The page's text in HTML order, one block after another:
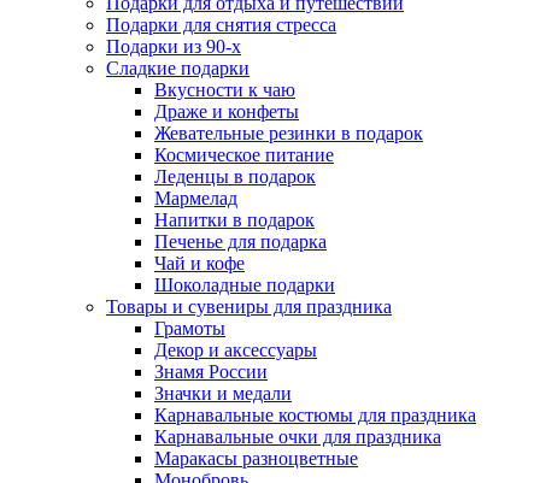
Подарки для снятия стресса
Подарки из 90-х
Сладкие подарки
Вкусности к чаю
Драже и конфеты
Жевательные резинки в подарок
Космическое питание
Леденцы в подарок
Мармелад
Напитки в подарок
Печенье для подарка
Чай и кофе
Шоколадные подарки
Товары и сувениры для праздника
Грамоты
Декор и аксессуары
Знамя России
Значки и медали
Карнавальные костюмы для праздника
Карнавальные очки для праздника
Маракасы разноцветные